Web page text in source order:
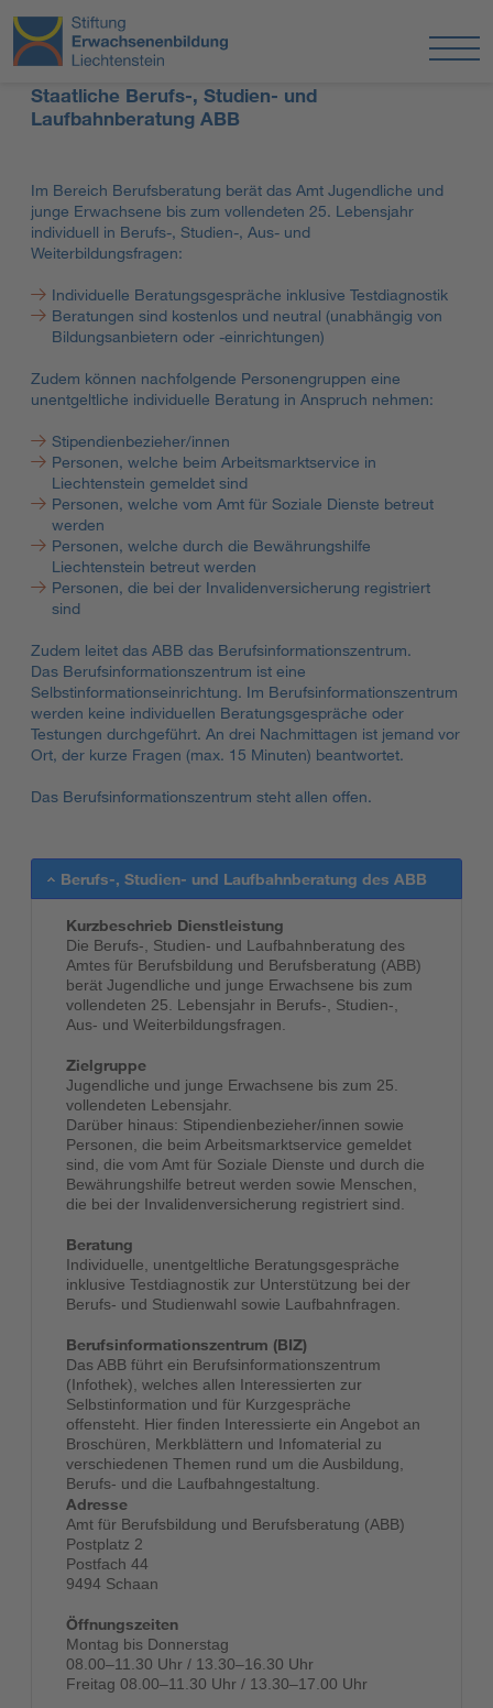
Staatliche Berufs-, Studien- und
Laufbahnberatung ABB
Im Bereich Berufsberatung berät das Amt Jugendliche und
junge Erwachsene bis zum vollendeten 25. Lebensjahr
individuell in Berufs-, Studien-, Aus- und
Weiterbildungsfragen:
Individuelle Beratungsgespräche inklusive Testdiagnostik
Beratungen sind kostenlos und neutral (unabhängig von
Bildungsanbietern oder -einrichtungen)
Zudem können nachfolgende Personengruppen eine
unentgeltliche individuelle Beratung in Anspruch nehmen:
Stipendienbezieher/innen
Personen, welche beim Arbeitsmarktservice in
Liechtenstein gemeldet sind
Personen, welche vom Amt für Soziale Dienste betreut
werden
Personen, welche durch die Bewährungshilfe
Liechtenstein betreut werden
Personen, die bei der Invalidenversicherung registriert
sind
Zudem leitet das ABB das Berufsinformationszentrum.
Das Berufsinformationszentrum ist eine
Selbstinformationseinrichtung. Im Berufsinformationszentrum
werden keine individuellen Beratungsgespräche oder
Testungen durchgeführt. An drei Nachmittagen ist jemand vor
Ort, der kurze Fragen (max. 15 Minuten) beantwortet.
Das Berufsinformationszentrum steht allen offen.
Berufs-, Studien- und Laufbahnberatung des ABB
Kurzbeschrieb Dienstleistung
Die Berufs-, Studien- und Laufbahnberatung des
Amtes für Berufsbildung und Berufsberatung (ABB)
berät Jugendliche und junge Erwachsene bis zum
vollendeten 25. Lebensjahr in Berufs-, Studien-,
Aus- und Weiterbildungsfragen.
Zielgruppe
Jugendliche und junge Erwachsene bis zum 25.
vollendeten Lebensjahr.
Darüber hinaus: Stipendienbezieher/innen sowie
Personen, die beim Arbeitsmarktservice gemeldet
sind, die vom Amt für Soziale Dienste und durch die
Bewährungshilfe betreut werden sowie Menschen,
die bei der Invalidenversicherung registriert sind.
Beratung
Individuelle, unentgeltliche Beratungsgespräche
inklusive Testdiagnostik zur Unterstützung bei der
Berufs- und Studienwahl sowie Laufbahnfragen.
Berufsinformationszentrum (BIZ)
Das ABB führt ein Berufsinformationszentrum
(Infothek), welches allen Interessierten zur
Selbstinformation und für Kurzgespräche
offensteht. Hier finden Interessierte ein Angebot an
Broschüren, Merkblättern und Infomaterial zu
verschiedenen Themen rund um die Ausbildung,
Berufs- und die Laufbahngestaltung.
Adresse
Amt für Berufsbildung und Berufsberatung (ABB)
Postplatz 2
Postfach 44
9494 Schaan
Öffnungszeiten
Montag bis Donnerstag
08.00–11.30 Uhr / 13.30–16.30 Uhr
Freitag 08.00–11.30 Uhr / 13.30–17.00 Uhr